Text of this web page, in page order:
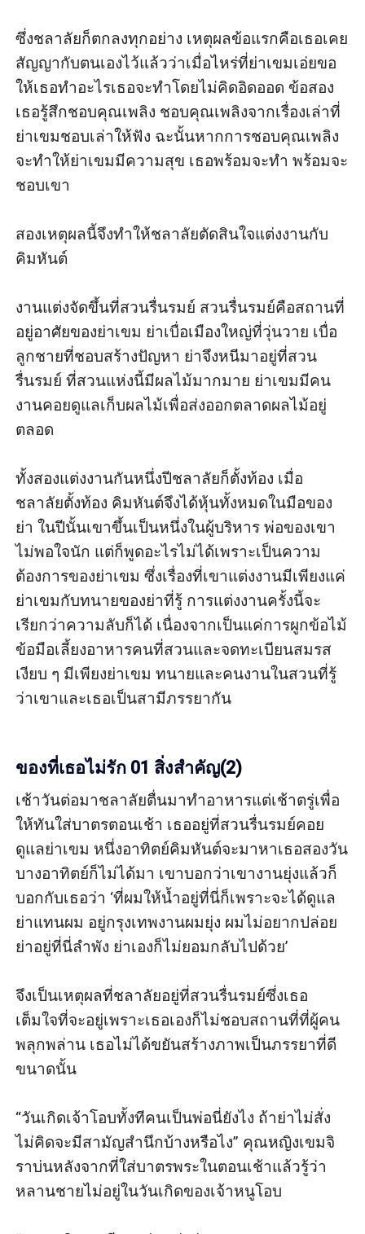
ซึ่งชลาลัยก็ตกลงทุกอย่าง เหตุผลข้อแรกคือเธอเคย
สัญญากับตนเองไว้แล้วว่าเมื่อไหร่ที่ย่าเขมเอ่ยขอ
ให้เธอทำอะไรเธอจะทำโดยไม่คิดอิดออด ข้อสอง
เธอรู้สึกชอบคุณเพลิง ชอบคุณเพลิงจากเรื่องเล่าที่
ย่าเขมชอบเล่าให้ฟัง ฉะนั้นหากการชอบคุณเพลิง
จะทำให้ย่าเขมมีความสุข เธอพร้อมจะทำ พร้อมจะ
ชอบเขา
สองเหตุผลนี้จึงทำให้ชลาลัยตัดสินใจแต่งงานกับ
คิมหันต์
งานแต่งจัดขึ้นที่สวนรื่นรมย์ สวนรื่นรมย์คือสถานที่
อยู่อาศัยของย่าเขม ย่าเบื่อเมืองใหญ่ที่วุ่นวาย เบื่อ
ลูกชายที่ชอบสร้างปัญหา ย่าจึงหนีมาอยู่ที่สวน
รื่นรมย์ ที่สวนแห่งนี้มีผลไม้มากมาย ย่าเขมมีคน
งานคอยดูแลเก็บผลไม้เพื่อส่งออกตลาดผลไม้อยู่
ตลอด
ทั้งสองแต่งงานกันหนึ่งปีชลาลัยก็ตั้งท้อง เมื่อ
ชลาลัยตั้งท้อง คิมหันต์จึงได้หุ้นทั้งหมดในมือของ
ย่า ในปีนั้นเขาขึ้นเป็นหนึ่งในผู้บริหาร พ่อของเขา
ไม่พอใจนัก แต่ก็พูดอะไรไม่ได้เพราะเป็นความ
ต้องการของย่าเขม ซึ่งเรื่องที่เขาแต่งงานมีเพียงแค่
ย่าเขมกับทนายของย่าที่รู้ การแต่งงานครั้งนี้จะ
เรียกว่าความลับก็ได้ เนื่องจากเป็นแค่การผูกข้อไม้
ข้อมือเลี้ยงอาหารคนที่สวนและจดทะเบียนสมรส
เงียบ ๆ มีเพียงย่าเขม ทนายและคนงานในสวนที่รู้
ว่าเขาและเธอเป็นสามีภรรยากัน
ของที่เธอไม่รัก 01 สิ่งสำคัญ(2)
เช้าวันต่อมาชลาลัยตื่นมาทำอาหารแต่เช้าตรู่เพื่อ
ให้ทันใส่บาตรตอนเช้า เธออยู่ที่สวนรื่นรมย์คอย
ดูแลย่าเขม หนึ่งอาทิตย์คิมหันต์จะมาหาเธอสองวัน
บางอาทิตย์ก็ไม่ได้มา เขาบอกว่าเขางานยุ่งแล้วก็
บอกกับเธอว่า ‘ที่ผมให้น้ำอยู่ที่นี่ก็เพราะจะได้ดูแล
ย่าแทนผม อยู่กรุงเทพงานผมยุ่ง ผมไม่อยากปล่อย
ย่าอยู่ที่นี่ลำพัง ย่าเองก็ไม่ยอมกลับไปด้วย’
จึงเป็นเหตุผลที่ชลาลัยอยู่ที่สวนรื่นรมย์ซึ่งเธอ
เต็มใจที่จะอยู่เพราะเธอเองก็ไม่ชอบสถานที่ที่ผู้คน
พลุกพล่าน เธอไม่ได้ขยันสร้างภาพเป็นภรรยาที่ดี
ขนาดนั้น
“วันเกิดเจ้าโอบทั้งทีคนเป็นพ่อนี่ยังไง ถ้าย่าไม่สั่ง
ไม่คิดจะมีสามัญสำนึกบ้างหรือไง” คุณหญิงเขมจิ
ราบ่นหลังจากที่ใส่บาตรพระในตอนเช้าแล้วรู้ว่า
หลานชายไม่อยู่ในวันเกิดของเจ้าหนูโอบ